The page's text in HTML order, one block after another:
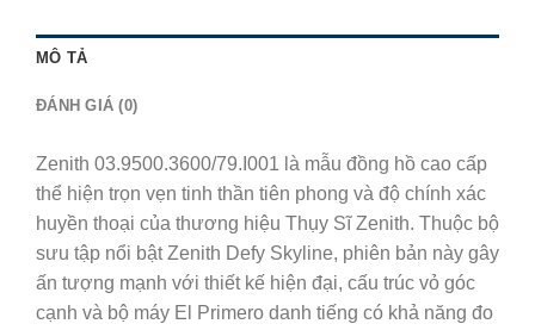
MÔ TẢ
ĐÁNH GIÁ (0)
Zenith 03.9500.3600/79.I001 là mẫu đồng hồ cao cấp
thể hiện trọn vẹn tinh thần tiên phong và độ chính xác
huyền thoại của thương hiệu Thụy SĩZenith. Thuộc bộ
sưu tập nổi bật Zenith Defy Skyline, phiên bản này gây
ấn tượng mạnh với thiết kế hiện đại, cấu trúc vỏ góc
cạnh và bộ máy El Primero danh tiếng có khả năng đo